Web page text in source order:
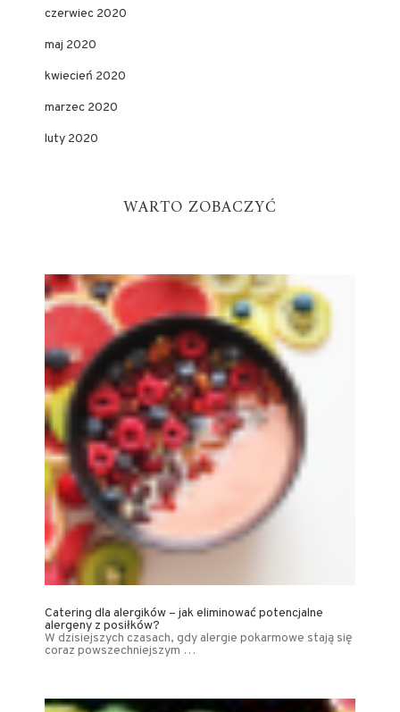
czerwiec 2020
maj 2020
kwiecień 2020
marzec 2020
luty 2020
WARTO ZOBACZYĆ
Catering dla alergików – jak eliminować potencjalne
alergeny z posiłków?
W dzisiejszych czasach, gdy alergie pokarmowe stają się
coraz powszechniejszym …